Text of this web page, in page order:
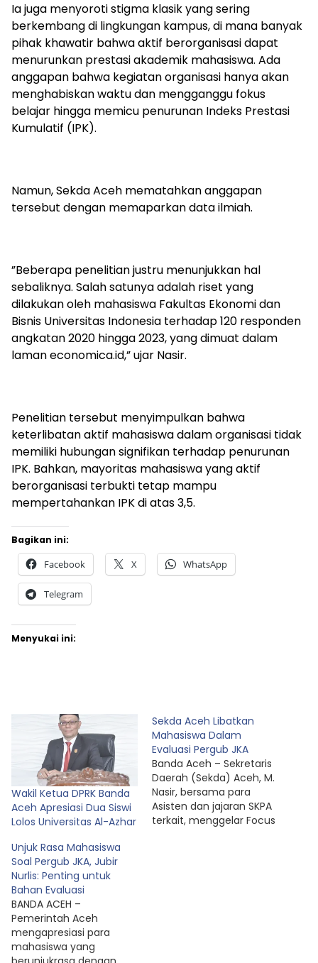
​Ia juga menyoroti stigma klasik yang sering
berkembang di lingkungan kampus, di mana banyak
pihak khawatir bahwa aktif berorganisasi dapat
menurunkan prestasi akademik mahasiswa. Ada
anggapan bahwa kegiatan organisasi hanya akan
menghabiskan waktu dan mengganggu fokus
belajar hingga memicu penurunan Indeks Prestasi
Kumulatif (IPK).
​Namun, Sekda Aceh mematahkan anggapan
tersebut dengan memaparkan data ilmiah.
​”Beberapa penelitian justru menunjukkan hal
sebaliknya. Salah satunya adalah riset yang
dilakukan oleh mahasiswa Fakultas Ekonomi dan
Bisnis Universitas Indonesia terhadap 120 responden
angkatan 2020 hingga 2023, yang dimuat dalam
laman economica.id,” ujar Nasir.
​Penelitian tersebut menyimpulkan bahwa
keterlibatan aktif mahasiswa dalam organisasi tidak
memiliki hubungan signifikan terhadap penurunan
IPK. Bahkan, mayoritas mahasiswa yang aktif
berorganisasi terbukti tetap mampu
mempertahankan IPK di atas 3,5.
Bagikan ini:
Facebook X WhatsApp
Telegram
Menyukai ini:
Wakil Ketua DPRK Banda
Aceh Apresiasi Dua Siswi
Lolos Universitas Al-Azhar
Sekda Aceh Libatkan
Mahasiswa Dalam
Evaluasi Pergub JKA
Banda Aceh – Sekretaris
Daerah (Sekda) Aceh, M.
Nasir, bersama para
Asisten dan jajaran SKPA
terkait, menggelar Focus
Unjuk Rasa Mahasiswa
Soal Pergub JKA, Jubir
Nurlis: Penting untuk
Bahan Evaluasi
BANDA ACEH –
Pemerintah Aceh
mengapresiasi para
mahasiswa yang